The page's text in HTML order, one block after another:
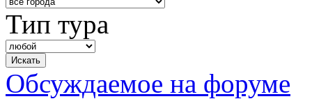
Тип тура
Обсуждаемое на форуме